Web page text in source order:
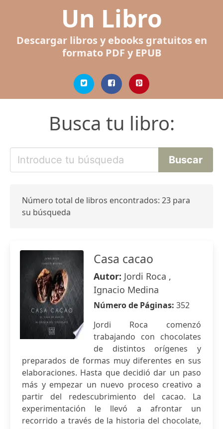
Un Libro
Descargar libros y ebooks gratuitos en
formato PDF y EPUB
Busca tu libro:
Número total de libros encontrados: 23 para
su búsqueda
Casa cacao
Autor: Jordi Roca ,
Ignacio Medina
Número de Páginas: 352
Jordi Roca comenzó
trabajando con chocolates
de distintos orígenes y
preparados de formas muy diferentes en sus
elaboraciones. Hasta que decidió dar un paso
más y empezar un nuevo proceso creativo a
partir del redescubrimiento del cacao. La
experimentación le llevó a afrontar un
recorrido a través de la historia del chocolate,